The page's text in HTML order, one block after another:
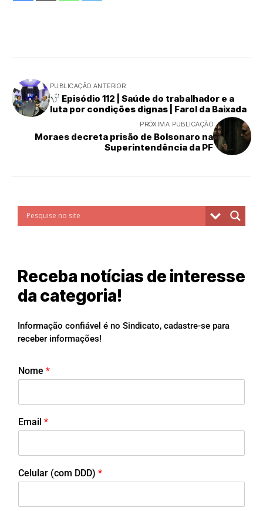
PUBLICAÇÃO ANTERIOR
Episódio 112 | Saúde do trabalhador e a
luta por condições dignas | Farol da Baixada
PRÓXIMA PUBLICAÇÃO
Moraes decreta prisão de Bolsonaro na
Superintendência da PF
Receba notícias de interesse
da categoria!
Informação confiável é no Sindicato, cadastre-se para
receber informações!
Nome *
Email *
Celular (com DDD) *